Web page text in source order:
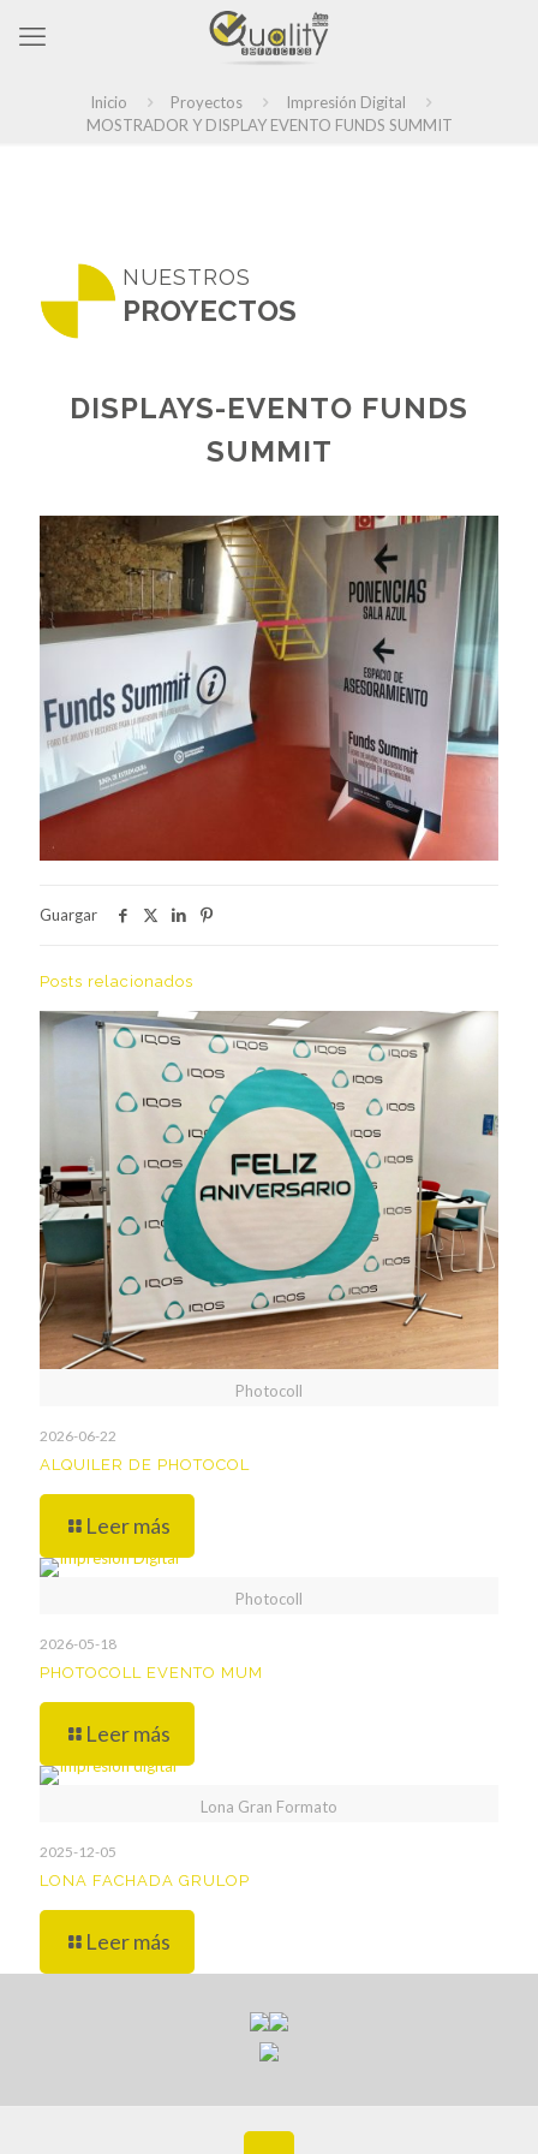
Inicio Proyectos
Impresión Digital
MOSTRADOR Y DISPLAY EVENTO FUNDS SUMMIT
NUESTROS
PROYECTOS
DISPLAYS-EVENTO FUNDS
SUMMIT
Guargar
Posts relacionados
Photocoll
2026-06-22
ALQUILER DE PHOTOCOL
Leer más
Photocoll
2026-05-18
PHOTOCOLL EVENTO MUM
Leer más
Lona Gran Formato
2025-12-05
LONA FACHADA GRULOP
Leer más